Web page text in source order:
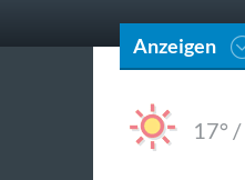
Anzeigen
17° /